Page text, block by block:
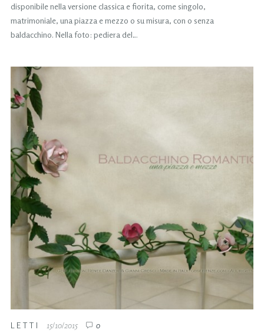
disponibile nella versione classica e fiorita, come singolo,
matrimoniale, una piazza e mezzo o su misura, con o senza
baldacchino. Nella foto: pediera del…
LETTI 15/10/2015 0